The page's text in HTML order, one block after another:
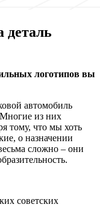
деталь
логотипов вы
автомобиль
Многие из них
тому, что мы хоть
о назначении
сложно – они
советских